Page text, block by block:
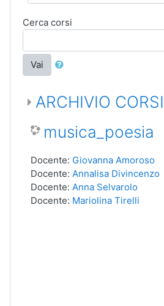
Cerca corsi
Vai
ARCHIVIO CORSI
musica_poesia
Docente: Giovanna Amoroso
Docente: Annalisa Divincenzo
Docente: Anna Selvarolo
Docente: Mariolina Tirelli